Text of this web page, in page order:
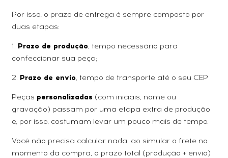
Por isso, o prazo de entrega é sempre composto por
duas etapas:
1. Prazo de produção, tempo necessário para
confeccionar sua peça;
2. Prazo de envio, tempo de transporte até o seu CEP
Peças personalizadas (com iniciais, nome ou
gravação) passam por uma etapa extra de produção
e, por isso, costumam levar um pouco mais de tempo.
Você não precisa calcular nada: ao simular o frete no
momento da compra, o prazo total (produção + envio)